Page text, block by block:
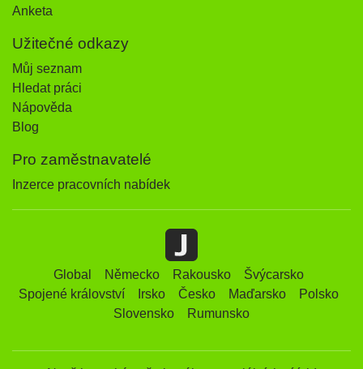
Anketa
Užitečné odkazy
Můj seznam
Hledat práci
Nápověda
Blog
Pro zaměstnavatelé
Inzerce pracovních nabídek
Global Německo Rakousko
Švýcarsko
Spojené království
Irsko Česko Maďarsko
Polsko
Slovensko
Rumunsko